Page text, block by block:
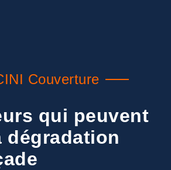
Couverture
qui peuvent
dégradation